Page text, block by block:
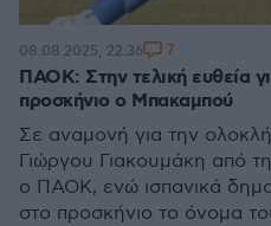
ΠΑΟΚ: Στην τελική ευθεία
προσκήνιο ο Μπακαμπού
Σε αναμονή για την
Γιώργου Γιακουμάκη από
ο ΠΑΟΚ, ενώ ισπανικά
στο προσκήνιο το όνομα
08.08.2025, 22:36 7